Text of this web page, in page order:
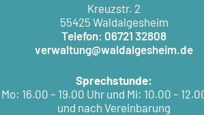
Kreuzstr. 2
55425 Waldalgesheim
Telefon: 06721 32808
verwaltung@waldalgesheim.de
Sprechstunde:
Mo: 16.00 – 19.00 Uhr und Mi: 10.00 –
und nach Vereinbarung